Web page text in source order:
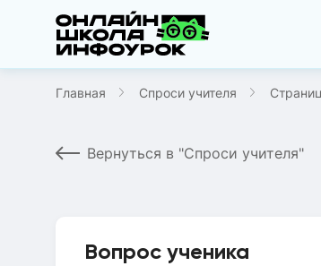
Главная Спроси учителя
Вернуться в "Спроси учителя"
Вопрос ученика